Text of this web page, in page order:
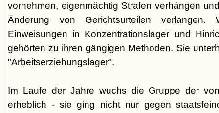
vornehmen, eigenmächtig Strafen verhängen
Änderung von Gerichtsurteilen verlangen.
Einweisungen in Konzentrationslager und
gehörten zu ihren gängigen Methoden. Sie
"Arbeitserziehungslager".
Im Laufe der Jahre wuchs die Gruppe der
erheblich - sie ging nicht nur gegen